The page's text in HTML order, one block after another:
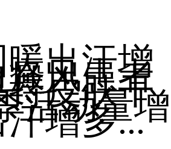
出汗增
风患者
皮肤干
活动量增
增多...